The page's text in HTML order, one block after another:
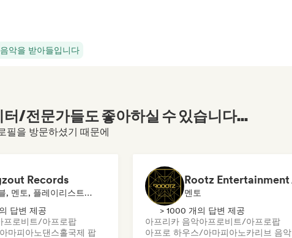
악을 받아들입니다
터/전문가들도 좋아하실 수 있습니다...
필을 방문하셨기 때문에
Records
레이블, 멘토, 플레이리스트 큐레이터, 라디오 방송국
답변 제공
프로비트/아프로팝
마피아노댄스홀국제 팝
멘토
> 1000 개의 답변 제공
아프리카 음악아프로비트/아프로팝
아프로 하우스/아마피아노카리브 음악